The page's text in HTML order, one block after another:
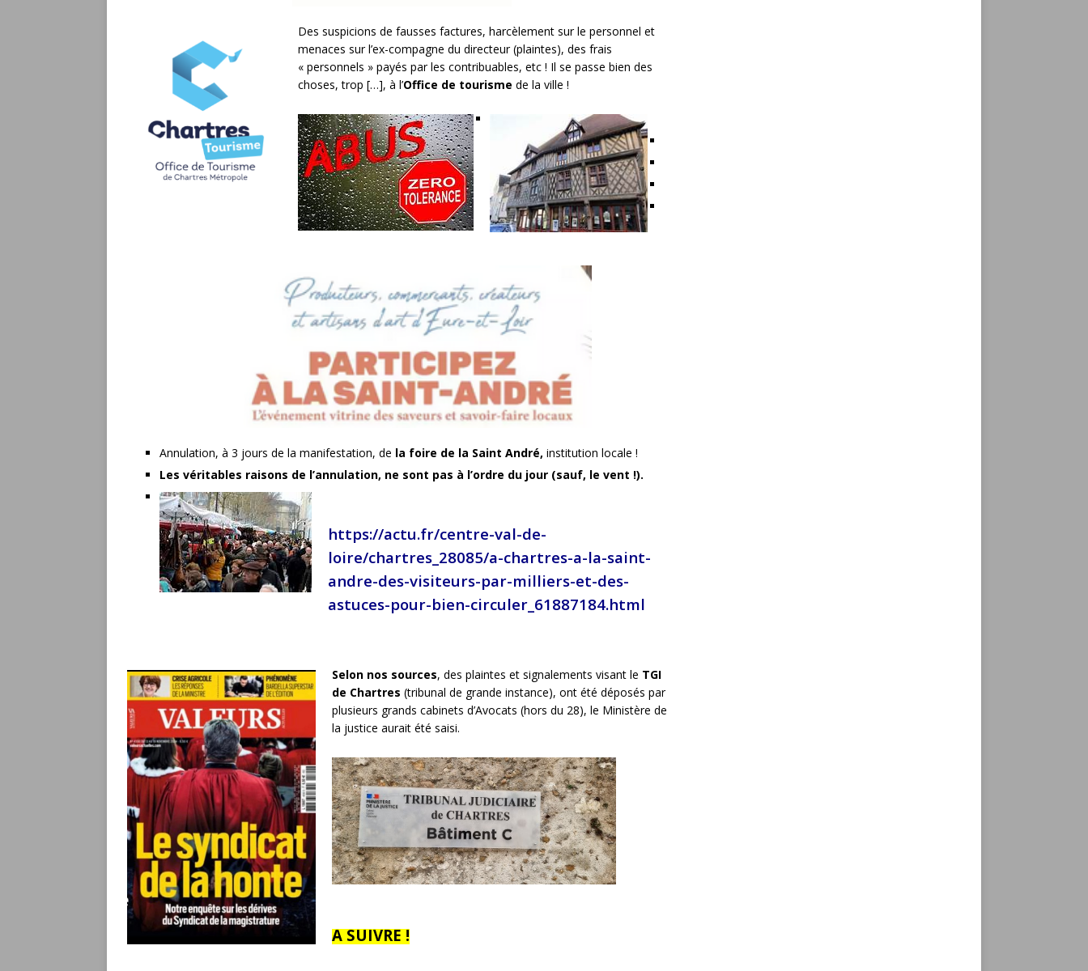
Des suspicions de fausses factures, harcèlement sur le personnel et
menaces sur l’ex-compagne du directeur (plaintes), des frais
« personnels » payés par les contribuables, etc ! Il se passe bien des
choses, trop […], à l’Office de tourisme de la ville !
Annulation, à 3 jours de la manifestation, de la foire de la Saint André, institution locale !
Les véritables raisons de l’annulation, ne sont pas à l’ordre du jour (sauf, le vent !).
https://actu.fr/centre-val-de-
loire/chartres_28085/a-chartres-a-la-saint-
andre-des-visiteurs-par-milliers-et-des-
astuces-pour-bien-circuler_61887184.html
Selon nos sources, des plaintes et signalements visant le TGI
de Chartres (tribunal de grande instance), ont été déposés par
plusieurs grands cabinets d’Avocats (hors du 28), le Ministère de
la justice aurait été saisi.
A SUIVRE !